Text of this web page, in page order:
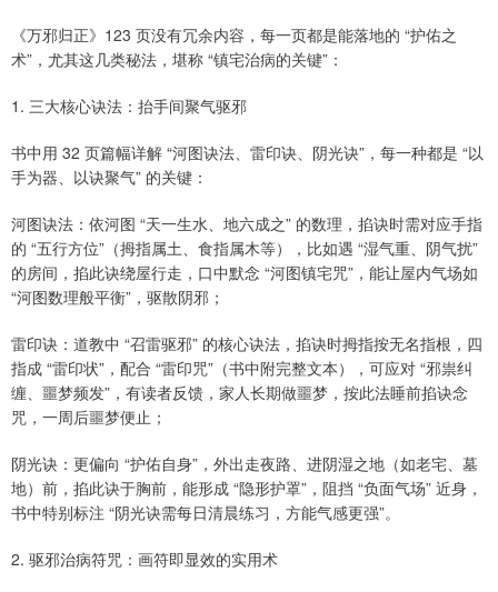
《万邪归正》123 页没有冗余内容，每一页都是能落地的 “护佑之
术”，尤其这几类秘法，堪称 “镇宅治病的关键”：
1. 三大核心诀法：抬手间聚气驱邪
书中用 32 页篇幅详解 “河图诀法、雷印诀、阴光诀”，每一种都是 “以
手为器、以诀聚气” 的关键：
河图诀法：依河图 “天一生水、地六成之” 的数理，掐诀时需对应手指
的 “五行方位”（拇指属土、食指属木等），比如遇 “湿气重、阴气扰”
的房间，掐此诀绕屋行走，口中默念 “河图镇宅咒”，能让屋内气场如
“河图数理般平衡”，驱散阴邪；
雷印诀：道教中 “召雷驱邪” 的核心诀法，掐诀时拇指按无名指根，四
指成 “雷印状”，配合 “雷印咒”（书中附完整文本），可应对 “邪祟纠
缠、噩梦频发”，有读者反馈，家人长期做噩梦，按此法睡前掐诀念
咒，一周后噩梦便止；
阴光诀：更偏向 “护佑自身”，外出走夜路、进阴湿之地（如老宅、墓
地）前，掐此诀于胸前，能形成 “隐形护罩”，阻挡 “负面气场” 近身，
书中特别标注 “阴光诀需每日清晨练习，方能气感更强”。
2. 驱邪治病符咒：画符即显效的实用术